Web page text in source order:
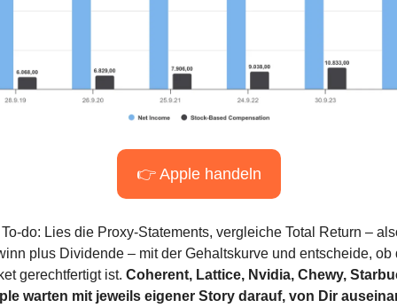
👉 Apple handeln
do: Lies die Proxy-Statements, vergleiche Total Return –
plus Dividende – mit der Gehaltskurve und entscheide, ob
gerechtfertigt ist. Coherent, Lattice, Nvidia, Chewy,
warten mit jeweils eigener Story darauf, von Dir